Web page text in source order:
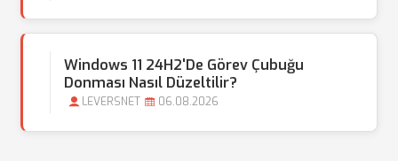
Windows 11 24H2'de Görev Çubuğu
Donması Nasıl Düzeltilir?
LEVERSNET 06.08.2026